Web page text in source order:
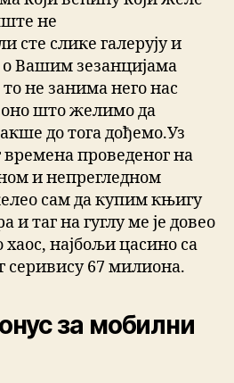
не
сте слике галерују и
Вашим зезанцијама
не занима него нас
што желимо да
до тога дођемо.Уз
проведеног на
и непрегледном
сам да купим књигу
и таг на гуглу ме је довео
најбољи цасино са
серивису 67 милиона.
за мобилни